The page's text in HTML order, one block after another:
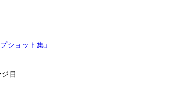
ショット集」
目